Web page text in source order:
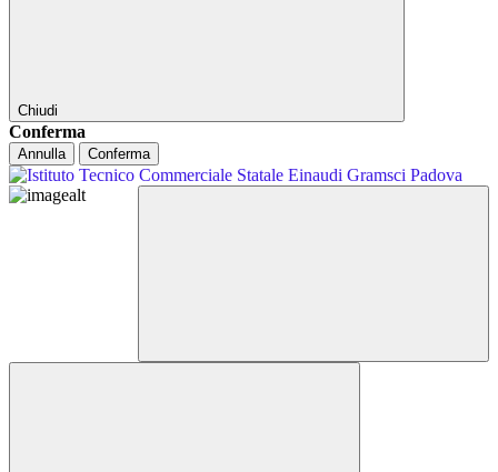
Chiudi
Conferma
Annulla Conferma